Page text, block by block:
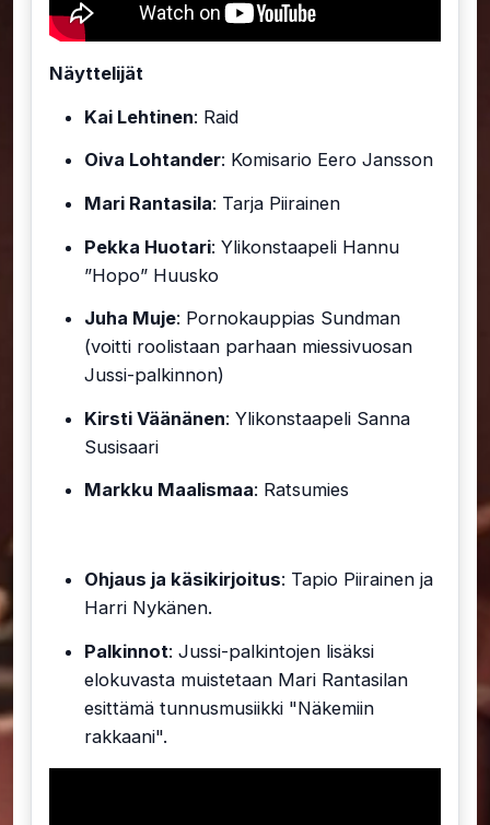
Näyttelijät
Kai Lehtinen: Raid
Oiva Lohtander: Komisario Eero Jansson
Mari Rantasila: Tarja Piirainen
Pekka Huotari: Ylikonstaapeli Hannu
”Hopo” Huusko
Juha Muje: Pornokauppias Sundman
(voitti roolistaan parhaan miessivuosan
Jussi-palkinnon)
Kirsti Väänänen: Ylikonstaapeli Sanna
Susisaari
Markku Maalismaa: Ratsumies
Ohjaus ja käsikirjoitus: Tapio Piirainen ja
Harri Nykänen.
Palkinnot: Jussi-palkintojen lisäksi
elokuvasta muistetaan Mari Rantasilan
esittämä tunnusmusiikki "Näkemiin
rakkaani".